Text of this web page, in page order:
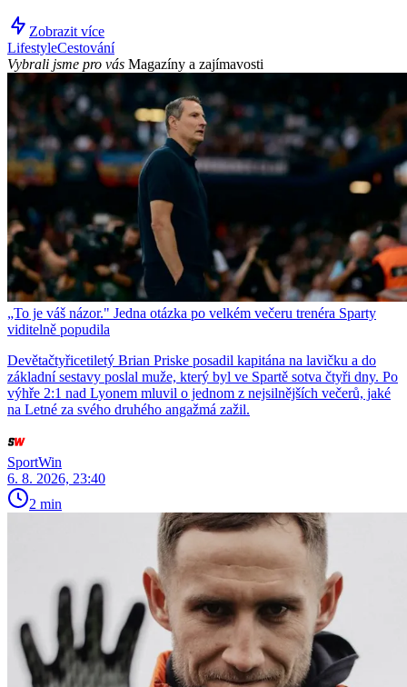
Zobrazit více
LifestyleCestování
Vybrali jsme pro vás Magazíny a zajímavosti
„To je váš názor." Jedna otázka po velkém večeru trenéra Sparty
viditelně popudila
Devětačtyřicetiletý Brian Priske posadil kapitána na lavičku a do
základní sestavy poslal muže, který byl ve Spartě sotva čtyři dny. Po
výhře 2:1 nad Lyonem mluvil o jednom z nejsilnějších večerů, jaké
na Letné za svého druhého angažmá zažil.
SportWin
6. 8. 2026, 23:40
2 min